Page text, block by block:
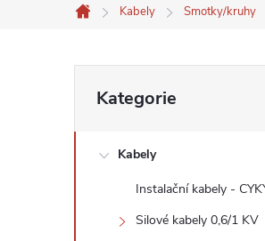
Domů
Kabely Smotky/kruhy
o
kategorie
Kategorie
Kabely
Instalační kabely -
Silové kabely 0,6/1 KV